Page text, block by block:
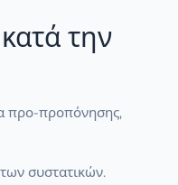
την
προ-προπόνησης,
των συστατικών.